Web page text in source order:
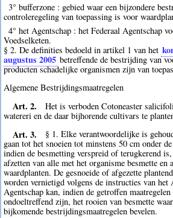
3° bufferzone : gebied waar een bijzondere
controleregeling van toepassing is voor
4° het Agentschap : het Federaal Agentschap
Voedselketen.
§ 2. De definities bedoeld in artikel 1 van het
augustus 2005 betreffende de bestrijding van
producten schadelijke organismen zijn van
Algemene Bestrijdingsmaatregelen
Art. 2.
Het is verboden Cotoneaster
watereri en de daar bijhorende cultivars te
Art. 3.
§ 1. Elke verantwoordelijke is
gaan tot het snoeien tot minstens 50 cm onder
indien de besmetting verspreid of terugkerend
afzetten van alle met het organisme besmette en
waardplanten. De gesnoeide of afgezette
worden vernietigd volgens de instructies van het
Agentschap kan, indien de getroffen
ondoeltreffend zijn, het rooien van besmette
bijkomende bestrijdingsmaatregelen bevelen.